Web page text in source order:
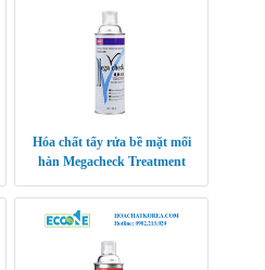
Hóa chất tẩy rửa bề mặt mối
hàn Megacheck Treatment